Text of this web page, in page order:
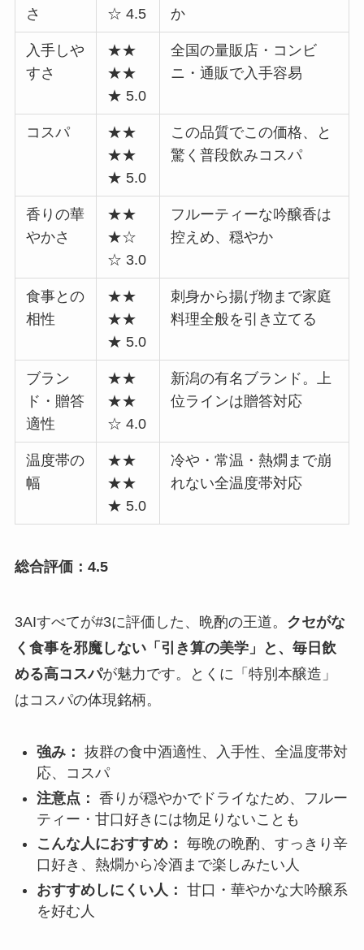
さ
☆ 4.5
か
入手しや
すさ
★★
★★
★ 5.0
全国の量販店・コンビ
ニ・通販で入手容易
コスパ
★★
★★
★ 5.0
この品質でこの価格、と
驚く普段飲みコスパ
香りの華
やかさ
★★
★☆
☆ 3.0
フルーティーな吟醸香は
控えめ、穏やか
食事との
相性
★★
★★
★ 5.0
刺身から揚げ物まで家庭
料理全般を引き立てる
ブラン
ド・贈答
適性
★★
★★
☆ 4.0
新潟の有名ブランド。上
位ラインは贈答対応
温度帯の
幅
★★
★★
★ 5.0
冷や・常温・熱燗まで崩
れない全温度帯対応
総合評価：4.5
3AIすべてが#3に評価した、晩酌の王道。 クセがな
く食事を邪魔しない「引き算の美学」と、毎日飲
める高コスパが魅力です。とくに「特別本醸造」
はコスパの体現銘柄。
強み： 抜群の食中酒適性、入手性、全温度帯対
応、コスパ
注意点： 香りが穏やかでドライなため、フルー
ティー・甘口好きには物足りないことも
こんな人におすすめ： 毎晩の晩酌、すっきり辛
口好き、熱燗から冷酒まで楽しみたい人
おすすめしにくい人： 甘口・華やかな大吟醸系
を好む人